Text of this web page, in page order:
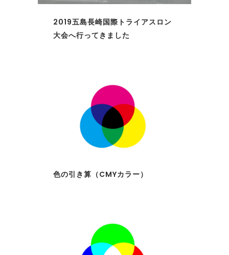
2019五島長崎国際トライアスロン
大会へ行ってきました
色の引き算（CMYカラー）